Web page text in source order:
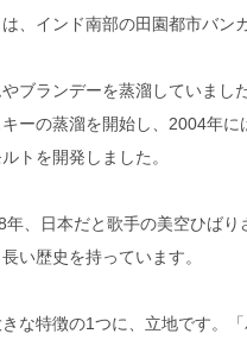
、インド南部の田園都市バン
ブランデーを蒸溜していまし
ーの蒸溜を開始し、2004年に
トを開発しました。
年、日本だと歌手の美空ひばり
い歴史を持っています。
な特徴の1つに、立地です。